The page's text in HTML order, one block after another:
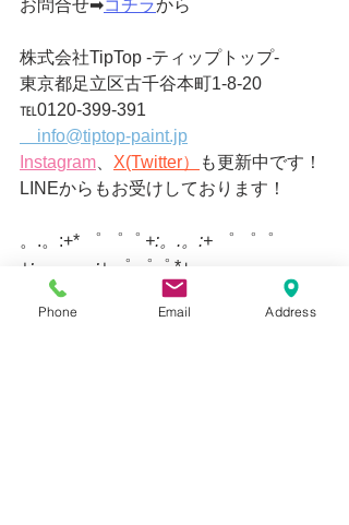
お問合せ➡コチラから
株式会社TipTop -ティップトップ-
東京都足立区古千谷本町1-8-20
℡0120-399-391
info@tiptop-paint.jp
Instagram
X(Twitter）
も更新中です！
LINEからもお受けしております！
。.。:+* ゜ ゜゜ +:。.。:+ ゜ ゜゜
+:。.。.。:+
゜ ゜゜ *+
Phone Email Address